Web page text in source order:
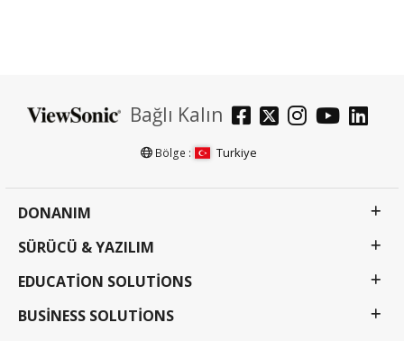
Bağlı Kalın
Bölge : Turkiye
DONANIM
SÜRÜCÜ & YAZILIM
EDUCATION SOLUTIONS
BUSINESS SOLUTIONS